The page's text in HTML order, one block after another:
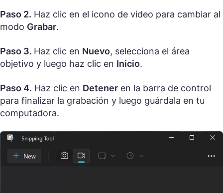
Paso 2. Haz clic en el icono de video para cambiar al
modo Grabar.
Paso 3. Haz clic en Nuevo, selecciona el área
objetivo y luego haz clic en Inicio.
Paso 4. Haz clic en Detener en la barra de control
para finalizar la grabación y luego guárdala en tu
computadora.